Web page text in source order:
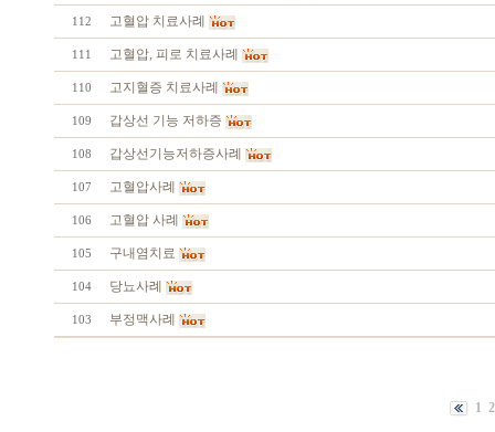
112 고혈압 치료사례
111 고혈압, 피로 치료사례
110 고지혈증 치료사례
109 갑상선 기능 저하증
108 갑상선기능저하증사례
107 고혈압사례
106 고혈압 사례
105 구내염치료
104 당뇨사례
103 부정맥사례
1 2